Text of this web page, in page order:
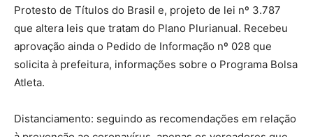
Protesto de Títulos do Brasil e, projeto de lei nº 3.787
que altera leis que tratam do Plano Plurianual. Recebeu
aprovação ainda o Pedido de Informação nº 028 que
solicita à prefeitura, informações sobre o Programa Bolsa
Atleta.
Distanciamento: seguindo as recomendações em relação